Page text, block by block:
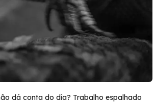
dá conta do dia? Trabalho espalhado